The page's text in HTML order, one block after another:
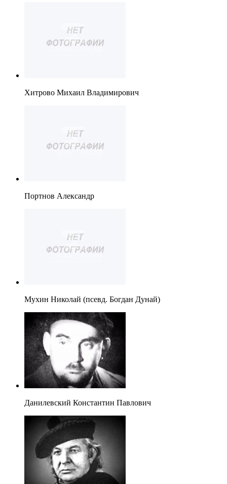
Хитрово Михаил Владимирович
Портнов Александр
Мухин Николай (псевд. Богдан Дунай)
Данилевский Константин Павлович